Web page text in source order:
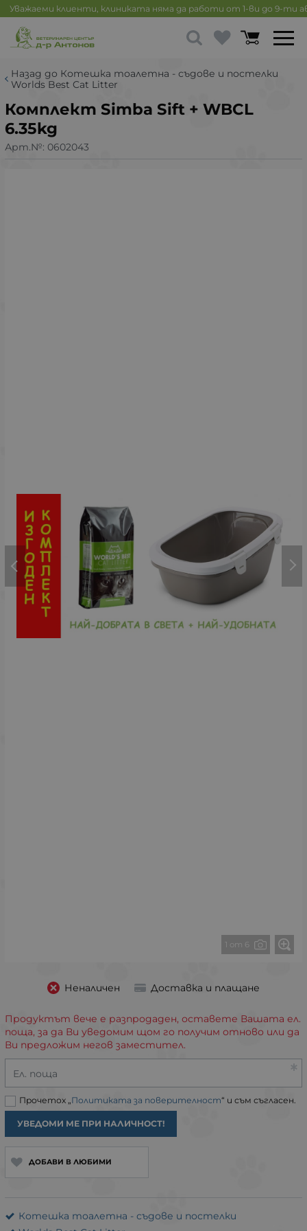
Уважаеми клиенти, клиниката няма да работи от 1-ви до 9-ти
Назад до Котешка тоалетна - съдове и постелки
Worlds Best Cat Litter
Комплект Simba Sift + WBCL
6.35kg
Арт.№: 0602043
1 от 6
Неналичен Доставка и плащане
Продуктът вече е разпродаден, оставете Вашата ел.
поща, за да Ви уведомим щом го получим отново или да
Ви предложим негов заместител.
Ел. поща
Прочетох „Политиката за поверителност“ и съм съгласен.
УВЕДОМИ МЕ ПРИ НАЛИЧНОСТ!
ДОБАВИ В ЛЮБИМИ
Котешка тоалетна - съдове и постелки